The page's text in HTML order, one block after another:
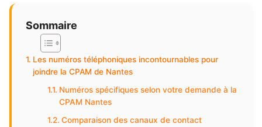
Sommaire
Les numéros téléphoniques incontournables pour
joindre la CPAM de Nantes
Numéros spécifiques selon votre demande à la
CPAM Nantes
Comparaison des canaux de contact